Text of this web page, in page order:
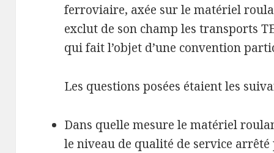
ferroviaire, axée sur le matériel
exclut de son champ les transports
qui fait l’objet d’une convention
Les questions posées étaient les
Dans quelle mesure le matériel
le niveau de qualité de service